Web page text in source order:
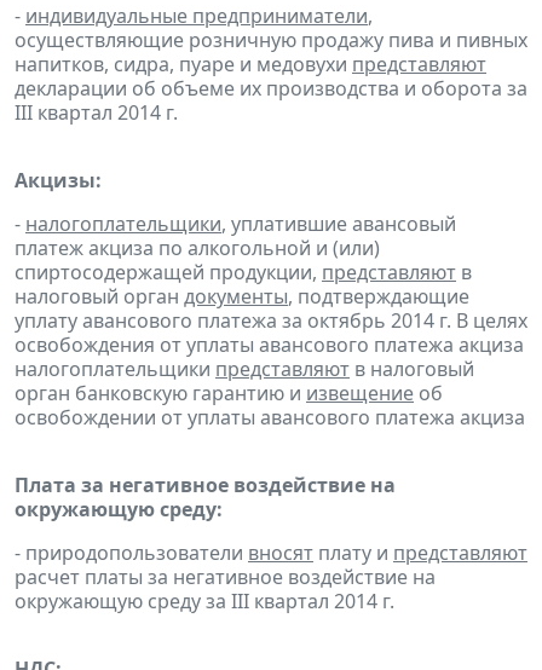
- индивидуальные предприниматели,
осуществляющие розничную продажу пива и пивных
напитков, сидра, пуаре и медовухи представляют
декларации об объеме их производства и оборота за
III квартал 2014 г.
Акцизы:
- налогоплательщики, уплатившие авансовый
платеж акциза по алкогольной и (или)
спиртосодержащей продукции, представляют в
налоговый орган документы, подтверждающие
уплату авансового платежа за октябрь 2014 г. В целях
освобождения от уплаты авансового платежа акциза
налогоплательщики представляют в налоговый
орган банковскую гарантию и извещение об
освобождении от уплаты авансового платежа акциза
Плата за негативное воздействие на
окружающую среду:
- природопользователи вносят плату и представляют
расчет платы за негативное воздействие на
окружающую среду за III квартал 2014 г.